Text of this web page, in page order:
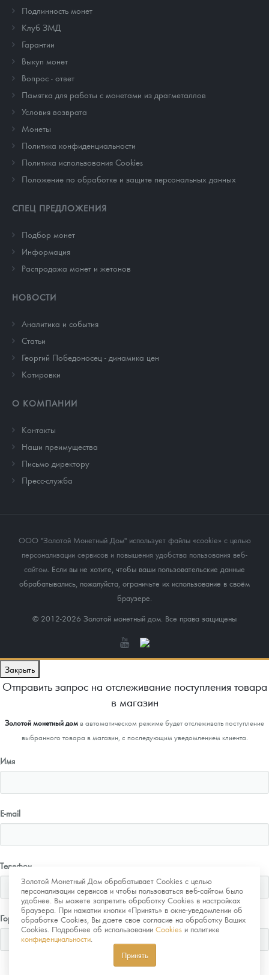
Подлинность монет
Клуб ЗМД
Гарантии
Выкуп монет
Вопрос - ответ
Памятка для работы с монетами из драгметаллов
Условия возврата
Монеты
Политика конфиденциальности
Политика использования Cookies
Положение по обработке и защите персональных данных
СПЕЦ ПРЕДЛОЖЕНИЯ
Подбор монет
Информация
Распродажа монет и жетонов
НОВОСТИ
Аналитика и события
Cтатьи
Георгий Победоносец - динамика цен
Котировки
О КОМПАНИИ
Контакты
Наши преимущества
Письмо директору
Пресс-служба
ООО "Золотой Монетный Дом" использует файлы «cookie» с целью
персонализации сервисов и повышения удобства пользования веб-
сайтом. Если вы не хотите, чтобы ваши пользовательские данные
обрабатывались, пожалуйста, ограничьте их использование в своём
браузере.
© 2012-2026 Золотой монетный дом. Все права защищены
Золотой Монетный Дом обрабатывает Cookies с целью
персонализации сервисов и чтобы пользоваться веб-сайтом было
удобнее. Вы можете запретить обработку Cookies в настройках
браузера. При нажатии кнопки «Принять» в окне-уведомлении об
обработке Cookies, Вы даете свое согласие на обработку Ваших
Cookies. Подробнее об использовании Cookies и политике
конфиденциальности
Принять
Закрыть
Отправить запрос на отслеживание поступления товара
в магазин
Золотой монетный домв автоматическом режиме будет отслеживать поступление
выбранного товара в магазин, с последующим уведомлением клиента.
Имя
E-mail
Телефон
Город